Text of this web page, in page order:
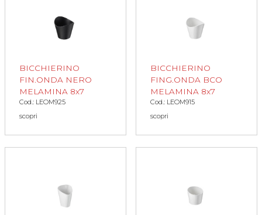
BICCHIERINO
FIN.ONDA NERO
MELAMINA 8x7
Cod.: LEOM925
scopri
BICCHIERINO
FING.ONDA BCO
MELAMINA 8x7
Cod.: LEOM915
scopri